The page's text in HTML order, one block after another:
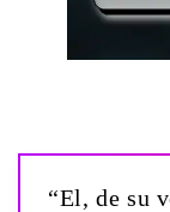
“El, de su